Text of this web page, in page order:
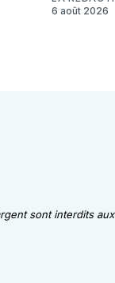
6 août 2026
sont interdits